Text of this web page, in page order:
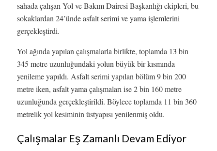
sahada çalışan Yol ve Bakım Dairesi Başkanlığı ekipleri, bu
sokaklardan 24’ünde asfalt serimi ve yama işlemlerini
gerçekleştirdi.
Yol ağında yapılan çalışmalarla birlikte, toplamda 13 bin
345 metre uzunluğundaki yolun büyük bir kısmında
yenileme yapıldı. Asfalt serimi yapılan bölüm 9 bin 200
metre iken, asfalt yama çalışmaları ise 2 bin 160 metre
uzunluğunda gerçekleştirildi. Böylece toplamda 11 bin 360
metrelik yol kesiminin üstyapısı yenilenmiş oldu.
Çalışmalar Eş Zamanlı Devam Ediyor